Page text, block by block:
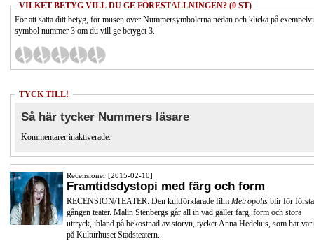
VILKET BETYG VILL DU GE FÖRESTÄLLNINGEN? (0 ST)
För att sätta ditt betyg, för musen över Nummersymbolerna nedan och klicka på
symbol nummer 3 om du vill ge betyget 3.
TYCK TILL!
Så här tycker Nummers läsare
Kommentarer inaktiverade.
Recensioner [2015-02-10]
Framtidsdystopi med färg och form
RECENSION/TEATER. Den kultförklarade film Metropolis blir för första
gången teater. Malin Stenbergs går all in vad gäller färg, form och stora
uttryck, ibland på bekostnad av storyn, tycker Anna Hedelius, som har
på Kulturhuset Stadsteatern.